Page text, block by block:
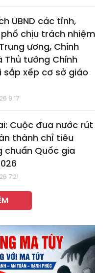
UBND các tỉnh,
chịu trách nhiệm
ương, Chính
Thủ tướng Chính
xếp cơ sở giáo
9:17
Cuộc đua nước rút
thành chỉ tiêu
chuẩn Quốc gia
7:21